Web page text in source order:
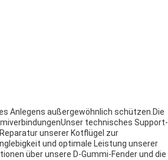
Anlegens außergewöhnlich schützen.Die
technisches Support-
unserer Kotflügel zur
und optimale Leistung unserer
über unsere D-Gummi-Fender und die